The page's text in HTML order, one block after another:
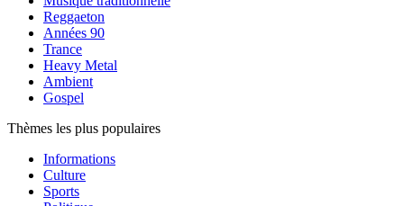
Reggaeton
Années 90
Trance
Heavy Metal
Ambient
Gospel
Thèmes les plus populaires
Informations
Culture
Sports